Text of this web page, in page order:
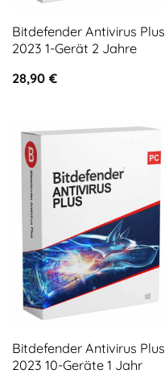
Bitdefender Antivirus Plus
2023 1-Gerät 2 Jahre
28,90 €
Bitdefender Antivirus Plus
2023 10-Geräte 1 Jahr